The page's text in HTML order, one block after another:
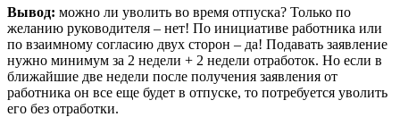
Вывод: можно ли уволить во время отпуска? Только по
желанию руководителя – нет! По инициативе работника или
по взаимному согласию двух сторон – да! Подавать заявление
нужно минимум за 2 недели + 2 недели отработок. Но если в
ближайшие две недели после получения заявления от
работника он все еще будет в отпуске, то потребуется уволить
его без отработки.